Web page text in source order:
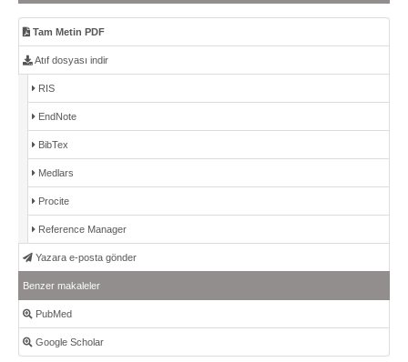
Tam Metin PDF
Atıf dosyası indir
RIS
EndNote
BibTex
Medlars
Procite
Reference Manager
Yazara e-posta gönder
Benzer makaleler
PubMed
Google Scholar